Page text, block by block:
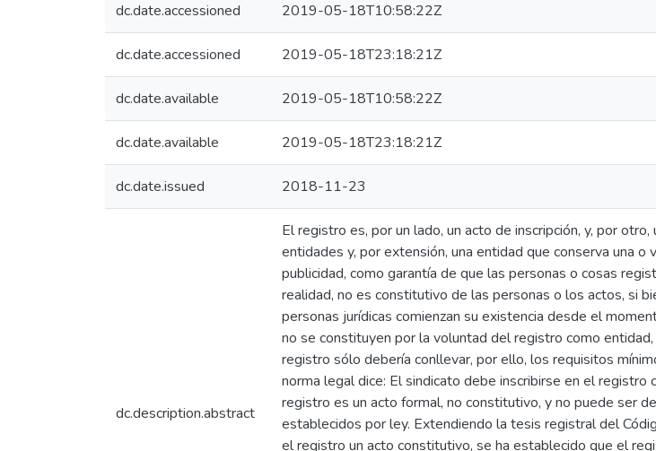
dc.date.accessioned 2019-05-18T10:58:22Z
dc.date.accessioned 2019-05-18T23:18:21Z
dc.date.available 2019-05-18T10:58:22Z
dc.date.available 2019-05-18T23:18:21Z
dc.date.issued 2018-11-23
dc.description.abstract
El registro es, por un lado, un acto de inscripción, y, por
entidades y, por extensión, una entidad que conserva una
publicidad, como garantía de que las personas o cosas
realidad, no es constitutivo de las personas o los actos, si
personas jurídicas comienzan su existencia desde el
no se constituyen por la voluntad del registro como
registro sólo debería conllevar, por ello, los requisitos
norma legal dice: El sindicato debe inscribirse en el
registro es un acto formal, no constitutivo, y no puede ser
establecidos por ley. Extendiendo la tesis registral del
el registro un acto constitutivo, se ha establecido que el